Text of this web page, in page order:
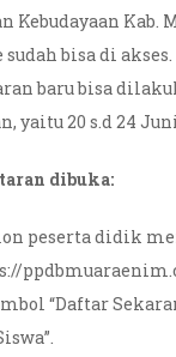
Kebudayaan Kab.
bisa di
baru bisa
yaitu 20 s.d 24 Juni
dibuka:
peserta didik
“Daftar